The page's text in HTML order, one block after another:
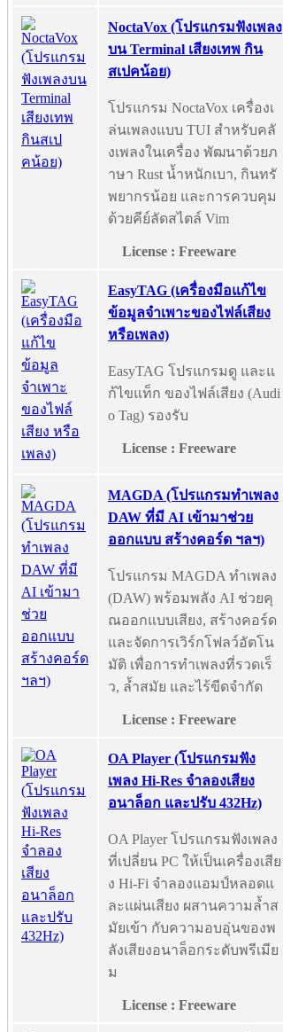
NoctaVox (โปรแกรมฟังเพลง
บน Terminal เสียงเทพ กิน
สเปคน้อย)
โปรแกรม NoctaVox เครื่องเ
ล่นเพลงแบบ TUI สำหรับคลั
งเพลงในเครื่อง พัฒนาด้วยภ
าษา Rust น้ำหนักเบา, กินทรั
พยากรน้อย และการควบคุม
ด้วยคีย์ลัดสไตล์ Vim
License : Freeware
EasyTAG (เครื่องมือแก้ไข
ข้อมูลจำเพาะของไฟล์เสียง
หรือเพลง)
EasyTAG โปรแกรมดู และแ
ก้ไขแท็ก ของไฟล์เสียง (Audi
o Tag) รองรับ
License : Freeware
MAGDA (โปรแกรมทำเพลง
DAW ที่มี AI เข้ามาช่วย
ออกแบบ สร้างคอร์ด ฯลฯ)
โปรแกรม MAGDA ทำเพลง
(DAW) พร้อมพลัง AI ช่วยคุ
ณออกแบบเสียง, สร้างคอร์ด
และจัดการเวิร์กโฟลว์อัตโน
มัติ เพื่อการทำเพลงที่รวดเร็
ว, ล้ำสมัย และไร้ขีดจำกัด
License : Freeware
OA Player (โปรแกรมฟัง
เพลง Hi-Res จำลองเสียง
อนาล็อก และปรับ 432Hz)
OA Player โปรแกรมฟังเพลง
ที่เปลี่ยน PC ให้เป็นเครื่องเสีย
ง Hi-Fi จำลองแอมป์หลอดแ
ละแผ่นเสียง ผสานความล้ำส
มัยเข้า กับความอบอุ่นของพ
ลังเสียงอนาล็อกระดับพรีเมีย
ม
License : Freeware